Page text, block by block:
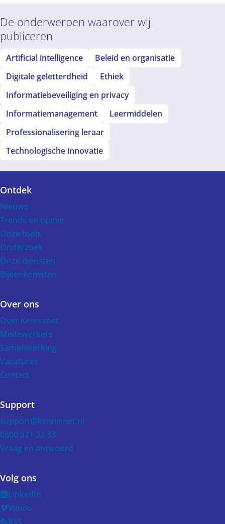
De onderwerpen waarover wij
publiceren
Artificial intelligence
Beleid en organisatie
Digitale geletterdheid
Ethiek
Informatiebeveiliging en privacy
Informatiemanagement
Leermiddelen
Professionalisering leraar
Technologische innovatie
Voet
Ontdek
Nieuws
Trends en opinie
Onze tools
Onderzoek
Onze diensten
Bijeenkomsten
Over ons
Over Kennisnet
Medewerkers
Samenwerking
Vacatures
Contact
Support
support@kennisnet.nl
0800 321 22 33
Vraag en antwoord
Volg ons
LinkedIn
Vimeo
RSS